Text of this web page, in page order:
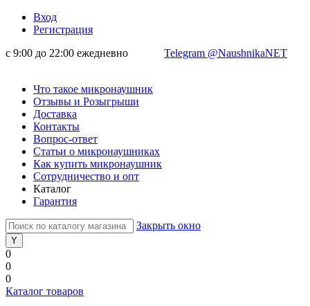
Вход
Регистрация
с 9:00 до 22:00 ежедневно
Telegram @NaushnikaNET
Что такое микронаушник
Отзывы и Розыгрыши
Доставка
Контакты
Вопрос-ответ
Статьи о микронаушниках
Как купить микронаушник
Сотрудничество и опт
Каталог
Гарантия
Закрыть окно
0
0
0
Каталог товаров